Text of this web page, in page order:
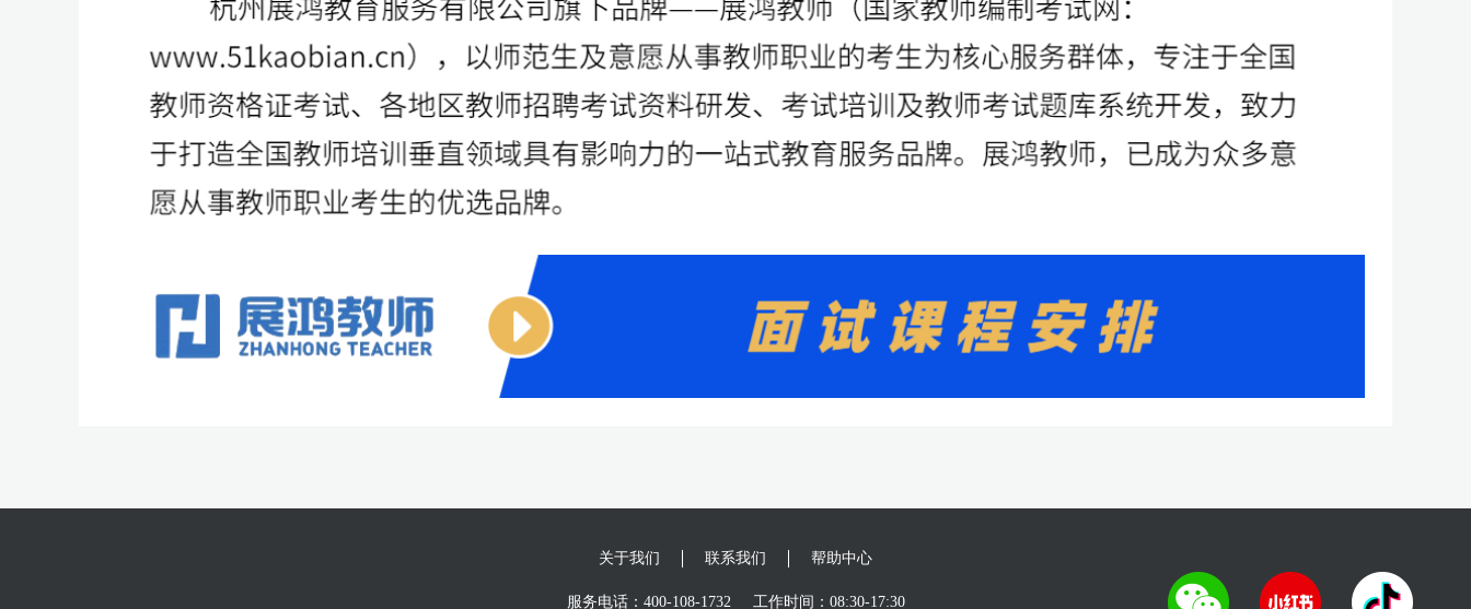
关于我们 联系我们 帮助中心
服务电话：400-108-1732 工作时间：08:30-17:30